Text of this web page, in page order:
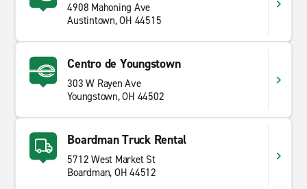
4908 Mahoning Ave
Austintown, OH 44515
Centro de Youngstown
303 W Rayen Ave
Youngstown, OH 44502
Boardman Truck Rental
5712 West Market St
Boardman, OH 44512